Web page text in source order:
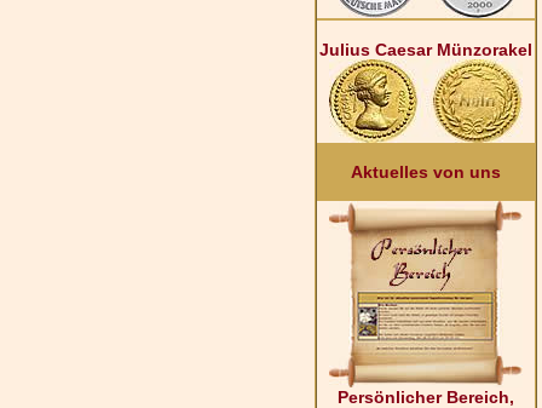
Julius Caesar Münzorakel
Aktuelles von uns
Persönlicher Bereich,